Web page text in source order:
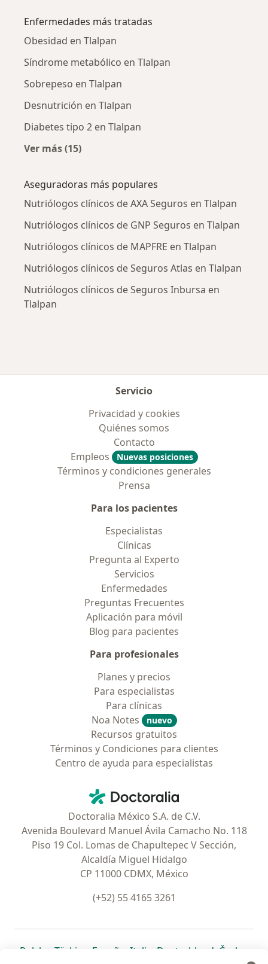
Enfermedades más tratadas
Obesidad en Tlalpan
Síndrome metabólico en Tlalpan
Sobrepeso en Tlalpan
Desnutrición en Tlalpan
Diabetes tipo 2 en Tlalpan
Ver más (15)
Aseguradoras más populares
Nutriólogos clínicos de AXA Seguros en Tlalpan
Nutriólogos clínicos de GNP Seguros en Tlalpan
Nutriólogos clínicos de MAPFRE en Tlalpan
Nutriólogos clínicos de Seguros Atlas en Tlalpan
Nutriólogos clínicos de Seguros Inbursa en
Tlalpan
Servicio
Privacidad y cookies
Quiénes somos
Contacto
Empleos
Nuevas posiciones
Términos y condiciones generales
Prensa
Para los pacientes
Especialistas
Clínicas
Pregunta al Experto
Servicios
Enfermedades
Preguntas Frecuentes
Aplicación para móvil
Blog para pacientes
Para profesionales
Planes y precios
Para especialistas
Para clínicas
Noa Notes
nuevo
Recursos gratuitos
Términos y Condiciones para clientes
Centro de ayuda para especialistas
Doctoralia - Página de inicio
Doctoralia México S.A. de C.V.
Avenida Boulevard Manuel Ávila Camacho No. 118
Piso 19 Col. Lomas de Chapultepec V Sección,
Alcaldía Miguel Hidalgo
CP 11000 CDMX, México
(+52) 55 4165 3261
Polska se abre en una nueva pestaña
Türkiye se abre en una nueva pestaña
España se abre en una nueva pestaña
Italia se abre en una nueva
Deutschlandse abre en
Česko